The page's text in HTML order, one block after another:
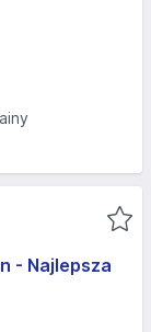
- Najlepsza